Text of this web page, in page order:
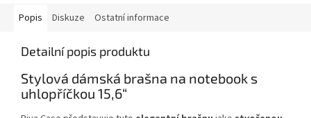
Popis Diskuze Ostatní informace
Detailní popis produktu
Stylová dámská brašna na notebook s
uhlopříčkou 15,6“